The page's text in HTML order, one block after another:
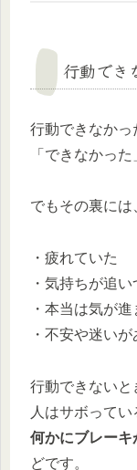
行動でき
行動できなかっ
「できなかっ
でもその裏には
・疲れていた
・気持ちが追
・本当は気が
・不安や迷いが
行動できないと
人はサボってい
何かにブレーキ
どです。